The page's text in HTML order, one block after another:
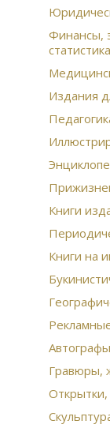
Финансы,
статистика
Издания
Книги
Книги на
Гравюры,